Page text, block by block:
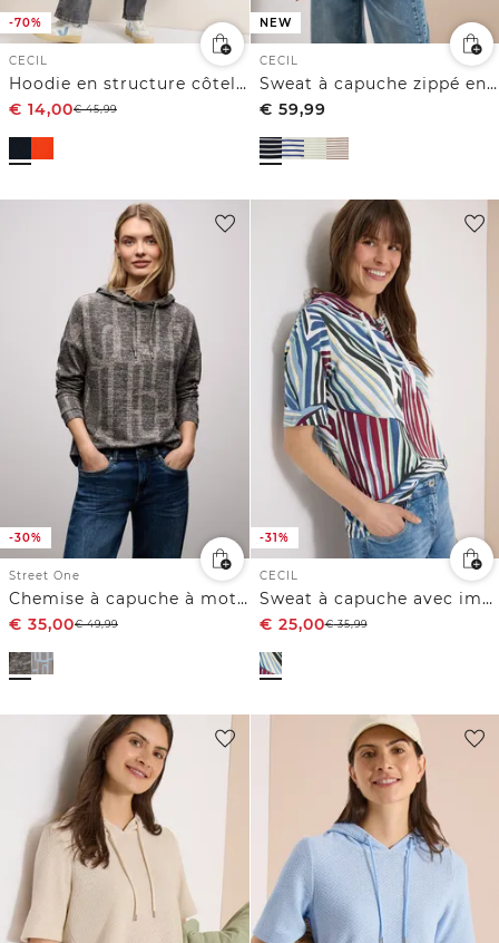
-70%
CECIL
Hoodie en structure côtelée
€ 14,00€45,99
NEW
CECIL
Sweat à capuche zippé en maille côtelée
€ 59,99
-30%
Street One
Chemise à capuche à motifs
€ 35,00€49,99
-31%
CECIL
Sweat à capuche avec imprimé
€ 25,00€35,99